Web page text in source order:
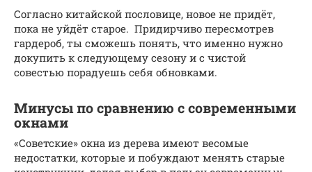
Согласно китайской пословице, новое не придёт,
пока не уйдёт старое. Придирчиво пересмотрев
гардероб, ты сможешь понять, что именно нужно
докупить к следующему сезону и с чистой
совестью порадуешь себя обновками.
Минусы по сравнению с современными
окнами
«Советские» окна из дерева имеют весомые
недостатки, которые и побуждают менять старые